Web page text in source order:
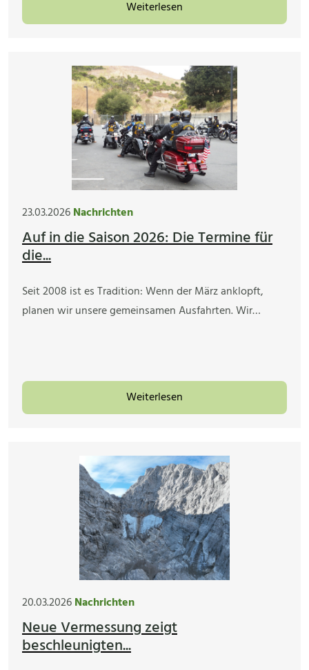
Weiterlesen
23.03.2026Nachrichten
Auf in die Saison 2026: Die Termine für
die...
Seit 2008 ist es Tradition: Wenn der März anklopft,
planen wir unsere gemeinsamen Ausfahrten. Wir…
Weiterlesen
20.03.2026Nachrichten
Neue Vermessung zeigt
beschleunigten...